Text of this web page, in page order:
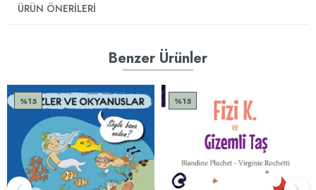
ÜRÜN ÖNERILERI
Benzer Ürünler
%15 %15